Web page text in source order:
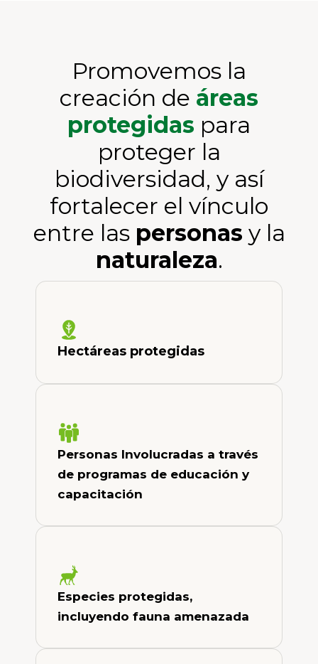
Promovemos la
creación de áreas
protegidas para
proteger la
biodiversidad, y así
fortalecer el vínculo
entre las personas y la
naturaleza.
Hectáreas protegidas
Personas Involucradas a través
de programas de educación y
capacitación
Especies protegidas,
incluyendo fauna amenazada